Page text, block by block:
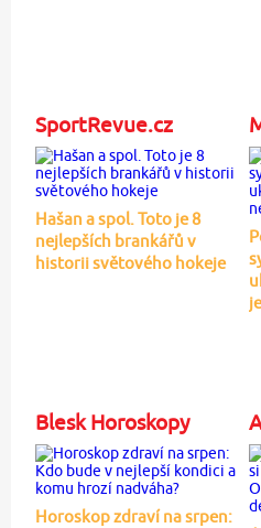
SportRevue.cz
Hašan a spol. Toto je 8
nejlepších brankářů v
historii světového hokeje
Blesk Horoskopy
Horoskop zdraví na srpen: